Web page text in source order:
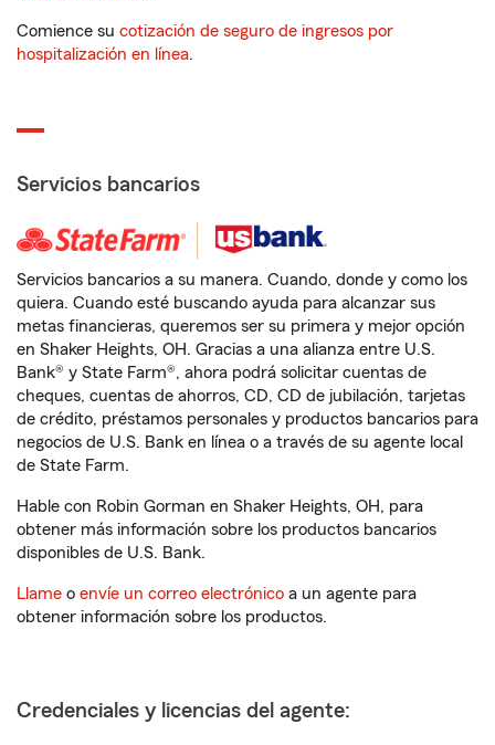
Comience su cotización de seguro de ingresos por
hospitalización en línea.
Servicios bancarios
Servicios bancarios a su manera. Cuando, donde y como los
quiera. Cuando esté buscando ayuda para alcanzar sus
metas financieras, queremos ser su primera y mejor opción
en Shaker Heights, OH. Gracias a una alianza entre U.S.
Bank® y State Farm®, ahora podrá solicitar cuentas de
cheques, cuentas de ahorros, CD, CD de jubilación, tarjetas
de crédito, préstamos personales y productos bancarios para
negocios de U.S. Bank en línea o a través de su agente local
de State Farm.
Hable con Robin Gorman en Shaker Heights, OH, para
obtener más información sobre los productos bancarios
disponibles de U.S. Bank.
Llame o envíe un correo electrónico a un agente para
obtener información sobre los productos.
Credenciales y licencias del agente: